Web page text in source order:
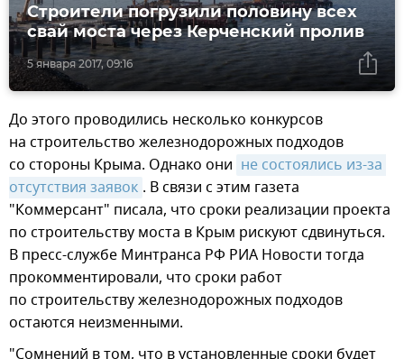
5 января 2017, 09:16
Строители погрузили половину всех
свай моста через Керченский пролив
До этого проводились несколько конкурсов
на строительство железнодорожных подходов
со стороны Крыма. Однако они не состоялись из-за
отсутствия заявок . В связи с этим газета
"Коммерсант" писала, что сроки реализации проекта
по строительству моста в Крым рискуют сдвинуться.
В пресс-службе Минтранса РФ РИА Новости тогда
прокомментировали, что сроки работ
по строительству железнодорожных подходов
остаются неизменными.
"Сомнений в том, что в установленные сроки будет